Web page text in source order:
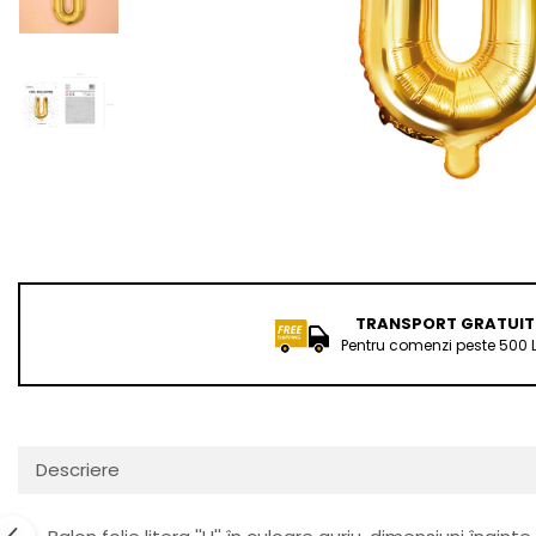
Facebook
TRANSPORT GRATUIT
Pentru comenzi peste 500
Descriere